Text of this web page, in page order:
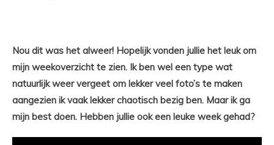
Nou dit was het alweer! Hopelijk vonden jullie het leuk om
mijn weekoverzicht te zien. Ik ben wel een type wat
natuurlijk weer vergeet om lekker veel foto’s te maken
aangezien ik vaak lekker chaotisch bezig ben. Maar ik ga
mijn best doen. Hebben jullie ook een leuke week gehad?